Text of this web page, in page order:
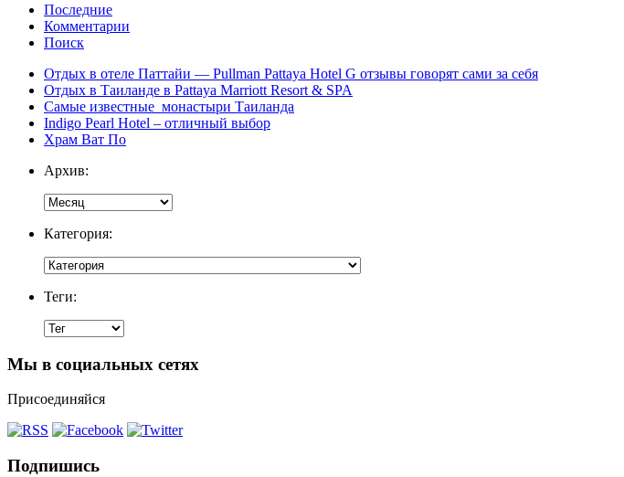
Последние
Комментарии
Поиск
Отдых в отеле Паттайи — Pullman Pattaya Hotel G отзывы говорят сами за себя
Отдых в Таиланде в Pattaya Marriott Resort & SPA
Самые известные монастыри Таиланда
Indigo Pearl Hotel – отличный выбор
Храм Ват По
Архив:
Категория:
Теги:
Мы в социальных сетях
Присоединяйся
Подпишись